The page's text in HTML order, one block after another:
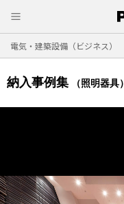
電気・建築設備（ビジネス）
納入事例集 （照明器具）